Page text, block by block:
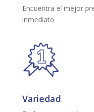
Encuentra el mejor
inmediato
Variedad